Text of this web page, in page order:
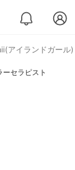
アイランドガール
セラピスト